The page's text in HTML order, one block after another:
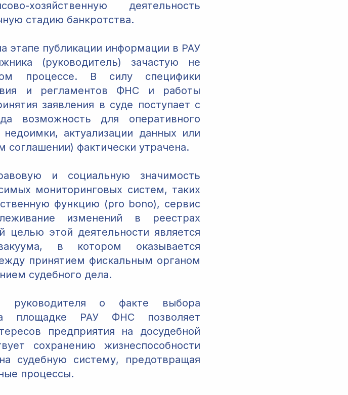
хозяйственную деятельность
стадию банкротства.
этапе публикации информации в РАУ
(руководитель) зачастую не
процессе. В силу специфики
и регламентов ФНС и работы
заявления в суде поступает с
возможность для оперативного
актуализации данных или
фактически утрачена.
и социальную значимость
мониторинговых систем, таких
функцию (pro bono), сервис
изменений в реестрах
целью этой деятельности является
в котором оказывается
принятием фискальным органом
судебного дела.
руководителя о факте выбора
площадке РАУ ФНС позволяет
предприятия на досудебной
сохранению жизнеспособности
судебную систему, предотвращая
процессы.